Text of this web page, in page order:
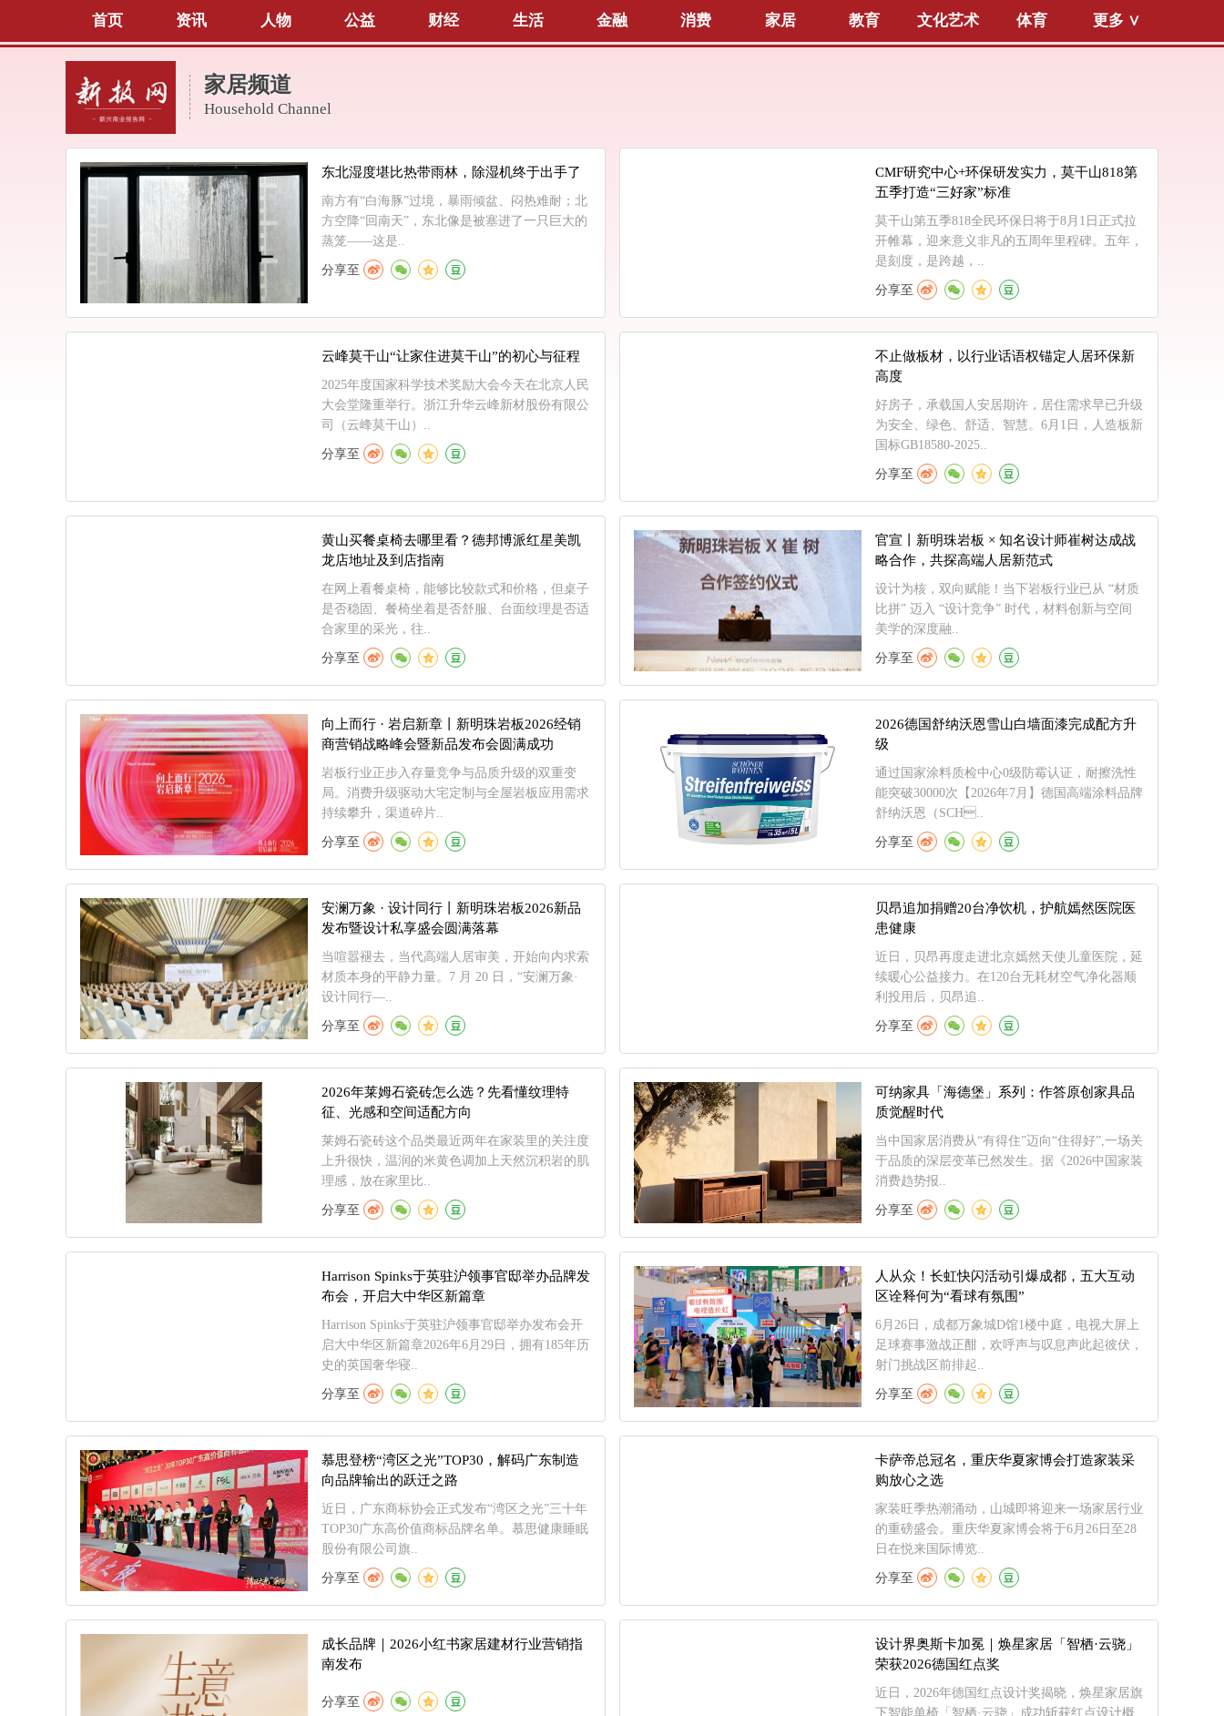
首页 资讯 人物 公益 财经 生活 金融 消费 家居 教育 文化艺术 体育 更多 ∨
家居频道
Household Channel
东北湿度堪比热带雨林，除湿机终于出手了
南方有“白海豚”过境，暴雨倾盆、闷热难耐；北
方空降“回南天”，东北像是被塞进了一只巨大的
蒸笼——这是..
分享至
CMF研究中心+环保研发实力，莫干山818第
五季打造“三好家”标准
莫干山第五季818全民环保日将于8月1日正式拉
开帷幕，迎来意义非凡的五周年里程碑。五年，
是刻度，是跨越，..
分享至
云峰莫干山“让家住进莫干山”的初心与征程
2025年度国家科学技术奖励大会今天在北京人民
大会堂隆重举行。浙江升华云峰新材股份有限公
司（云峰莫干山）..
分享至
不止做板材，以行业话语权锚定人居环保新
高度
好房子，承载国人安居期许，居住需求早已升级
为安全、绿色、舒适、智慧。6月1日，人造板新
国标GB18580-2025..
分享至
黄山买餐桌椅去哪里看？德邦博派红星美凯
龙店地址及到店指南
在网上看餐桌椅，能够比较款式和价格，但桌子
是否稳固、餐椅坐着是否舒服、台面纹理是否适
合家里的采光，往..
分享至
官宣丨新明珠岩板 × 知名设计师崔树达成战
略合作，共探高端人居新范式
设计为核，双向赋能！当下岩板行业已从 “材质
比拼” 迈入 “设计竞争” 时代，材料创新与空间
美学的深度融..
分享至
向上而行 · 岩启新章丨新明珠岩板2026经销
商营销战略峰会暨新品发布会圆满成功
岩板行业正步入存量竞争与品质升级的双重变
局。消费升级驱动大宅定制与全屋岩板应用需求
持续攀升，渠道碎片..
分享至
2026德国舒纳沃恩雪山白墙面漆完成配方升
级
通过国家涂料质检中心0级防霉认证，耐擦洗性
能突破30000次【2026年7月】德国高端涂料品牌
舒纳沃恩（SCH..
分享至
安澜万象 · 设计同行丨新明珠岩板2026新品
发布暨设计私享盛会圆满落幕
当喧嚣褪去，当代高端人居审美，开始向内求索
材质本身的平静力量。7 月 20 日，“安澜万象·
设计同行—..
分享至
贝昂追加捐赠20台净饮机，护航嫣然医院医
患健康
近日，贝昂再度走进北京嫣然天使儿童医院，延
续暖心公益接力。在120台无耗材空气净化器顺
利投用后，贝昂追..
分享至
2026年莱姆石瓷砖怎么选？先看懂纹理特
征、光感和空间适配方向
莱姆石瓷砖这个品类最近两年在家装里的关注度
上升很快，温润的米黄色调加上天然沉积岩的肌
理感，放在家里比..
分享至
可纳家具「海德堡」系列：作答原创家具品
质觉醒时代
当中国家居消费从“有得住”迈向“住得好”,一场关
于品质的深层变革已然发生。据《2026中国家装
消费趋势报..
分享至
Harrison Spinks于英驻沪领事官邸举办品牌发
布会，开启大中华区新篇章
Harrison Spinks于英驻沪领事官邸举办发布会开
启大中华区新篇章2026年6月29日，拥有185年历
史的英国奢华寝..
分享至
人从众！长虹快闪活动引爆成都，五大互动
区诠释何为“看球有氛围”
6月26日，成都万象城D馆1楼中庭，电视大屏上
足球赛事激战正酣，欢呼声与叹息声此起彼伏，
射门挑战区前排起..
分享至
慕思登榜“湾区之光”TOP30，解码广东制造
向品牌输出的跃迁之路
近日，广东商标协会正式发布“湾区之光”三十年
TOP30广东高价值商标品牌名单。慕思健康睡眠
股份有限公司旗..
分享至
卡萨帝总冠名，重庆华夏家博会打造家装采
购放心之选
家装旺季热潮涌动，山城即将迎来一场家居行业
的重磅盛会。重庆华夏家博会将于6月26日至28
日在悦来国际博览..
分享至
成长品牌｜2026小红书家居建材行业营销指
南发布
分享至
设计界奥斯卡加冕｜焕星家居「智栖·云骁」
荣获2026德国红点奖
近日，2026年德国红点设计奖揭晓，焕星家居旗
下智能单椅「智栖·云骁」成功斩获红点设计概